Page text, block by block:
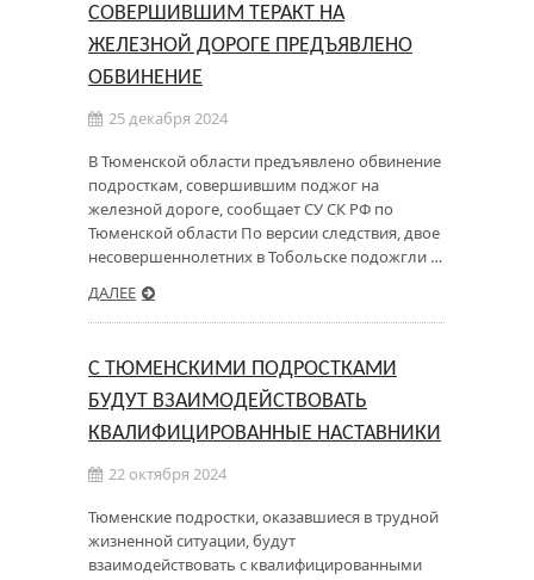
СОВЕРШИВШИМ ТЕРАКТ НА
ЖЕЛЕЗНОЙ ДОРОГЕ ПРЕДЪЯВЛЕНО
ОБВИНЕНИЕ
25 декабря 2024
В Тюменской области предъявлено обвинение
подросткам, совершившим поджог на
железной дороге, сообщает СУ СК РФ по
Тюменской области По версии следствия, двое
несовершеннолетних в Тобольске подожгли …
ДАЛЕЕ
С ТЮМЕНСКИМИ ПОДРОСТКАМИ
БУДУТ ВЗАИМОДЕЙСТВОВАТЬ
КВАЛИФИЦИРОВАННЫЕ НАСТАВНИКИ
22 октября 2024
Тюменские подростки, оказавшиеся в трудной
жизненной ситуации, будут
взаимодействовать с квалифицированными